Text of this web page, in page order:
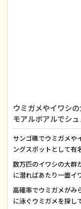
ウミガメやイワシの
モアルボアルでシ
サンゴ礁でウミガメや
ングスポットとして有
数万匹のイワシの大群
に潜ればあたり一面イ
高確率でウミガメがみ
に泳ぐウミガメを探し